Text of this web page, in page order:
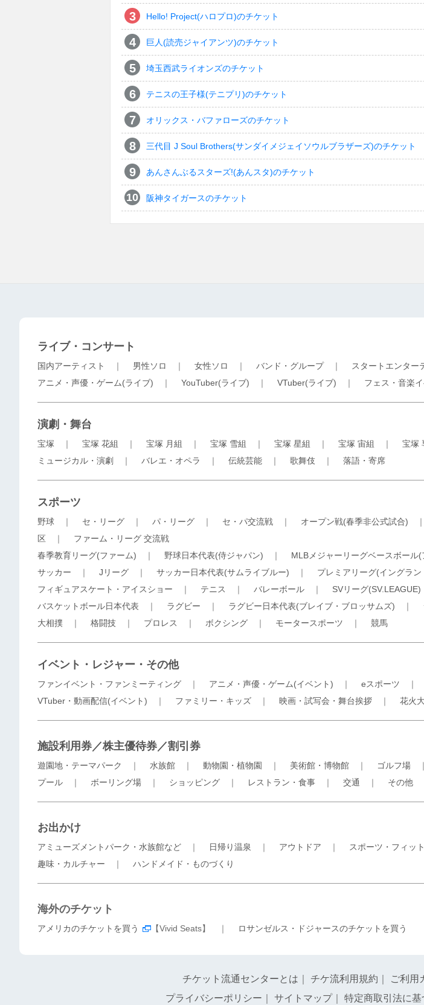
Hello! Project(ハロプロ)のチケット
巨人(読売ジャイアンツ)のチケット
埼玉西武ライオンズのチケット
テニスの王子様(テニプリ)のチケット
オリックス・バファローズのチケット
三代目 J Soul Brothers(サンダイメジェイソウルブラザーズ)のチケット
あんさんぶるスターズ!(あんスタ)のチケット
阪神タイガースのチケット
ライブ・コンサート
国内アーティスト ｜ 男性ソロ ｜ 女性ソロ ｜ バンド・グループ｜ スタートエンター
アニメ・声優・ゲーム(ライブ) ｜ YouTuber(ライブ) ｜ VTuber(ライブ) ｜ フェス・音楽
演劇・舞台
宝塚 ｜ 宝塚 花組 ｜ 宝塚 月組 ｜ 宝塚 雪組 ｜ 宝塚 星組 ｜ 宝塚 宙組 ｜ 宝塚
ミュージカル・演劇
｜ バレエ・オペラ ｜ 伝統芸能 ｜ 歌舞伎 ｜ 落語・寄席
スポーツ
野球 ｜ セ・リーグ ｜ パ・リーグ ｜ セ・パ交流戦 ｜ オープン戦(春季非公式試合)
区 ｜ ファーム・リーグ 交流戦
春季教育リーグ(ファーム) ｜ 野球日本代表(侍ジャパン) ｜ MLBメジャーリーグベースボール
サッカー ｜ Jリーグ ｜ サッカー日本代表(サムライブルー) ｜ プレミアリーグ(イングラン
フィギュアスケート・アイスショー ｜ テニス ｜ バレーボール ｜ SVリーグ(SV.LEAGUE)
バスケットボール日本代表 ｜ ラグビー ｜ ラグビー日本代表(ブレイブ・ブロッサムズ) ｜
大相撲 ｜ 格闘技 ｜ プロレス ｜ ボクシング ｜ モータースポーツ ｜ 競馬
イベント・レジャー・その他
ファンイベント・ファンミーティング ｜ アニメ・声優・ゲーム(イベント) ｜ eスポーツ ｜
VTuber・動画配信(イベント) ｜ ファミリー・キッズ ｜ 映画・試写会・舞台挨拶 ｜ 花火
施設利用券／株主優待券／割引券
遊園地・テーマパーク ｜ 水族館 ｜ 動物園・植物園 ｜ 美術館・博物館 ｜ ゴルフ場
プール ｜ ボーリング場 ｜ ショッピング ｜ レストラン・食事 ｜ 交通 ｜ その他
お出かけ
アミューズメントパーク・水族館など ｜ 日帰り温泉 ｜ アウトドア ｜ スポーツ・フィッ
趣味・カルチャー ｜ ハンドメイド・ものづくり
海外のチケット
アメリカのチケットを買う 【Vivid Seats】 ｜ ロサンゼルス・ドジャースのチケットを買う
チケット流通センターとは チケ流利用規約 ご利用
プライバシーポリシー
サイトマップ｜ 特定商取引法に基